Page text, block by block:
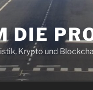
DIE
Krypto und